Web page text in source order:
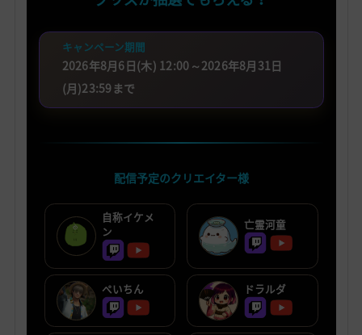
キャンペーン期間
2026年8月6日(木) 12:00～2026年8月31日
(月)23:59まで
配信予定のクリエイター様
自称イケメ
ン
亡霊河童
ぺいちん ドラルダ